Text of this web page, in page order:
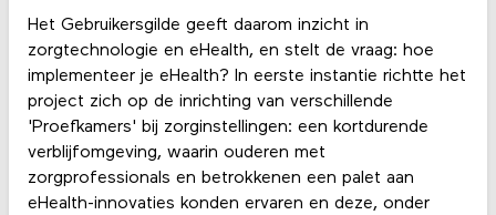
Het Gebruikersgilde geeft daarom inzicht in
zorgtechnologie en eHealth, en stelt de vraag: hoe
implementeer je eHealth? In eerste instantie richtte het
project zich op de inrichting van verschillende
'Proefkamers' bij zorginstellingen: een kortdurende
verblijfomgeving, waarin ouderen met
zorgprofessionals en betrokkenen een palet aan
eHealth-innovaties konden ervaren en deze, onder